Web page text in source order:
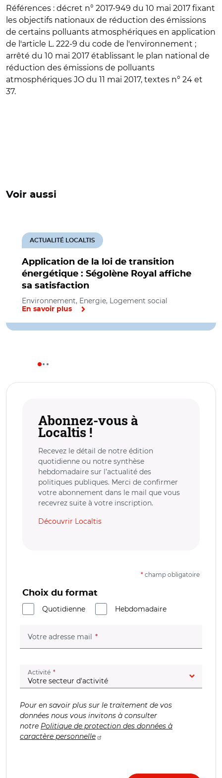
Références : décret n° 2017-949 du 10 mai 2017 fixant
les objectifs nationaux de réduction des émissions
de certains polluants atmosphériques en application
de l'article L. 222-9 du code de l'environnement ;
arrêté du 10 mai 2017 établissant le plan national de
réduction des émissions de polluants
atmosphériques JO du 11 mai 2017, textes n° 24 et
37.
Voir aussi
Application de la loi de transition
énergétique : Ségolène Royal affiche
sa satisfaction
ACTUALITÉ LOCALTIS
Environnement, Energie, Logement social
En savoir plus
Abonnez-vous à
Localtis !
Recevez le détail de notre édition
quotidienne ou notre synthèse
hebdomadaire sur l’actualité des
politiques publiques. Merci de confirmer
votre abonnement dans le mail que vous
recevrez suite à votre inscription.
Découvrir Localtis
* champ obligatoire
Choix du format
Quotidienne
Hebdomadaire
Votre adresse mail (champ obligatoire)
Activité (champ obligatoire)
Pour en savoir plus sur le traitement de vos
données nous vous invitons à consulter
notre Politique de protection des données à
caractère personnelle